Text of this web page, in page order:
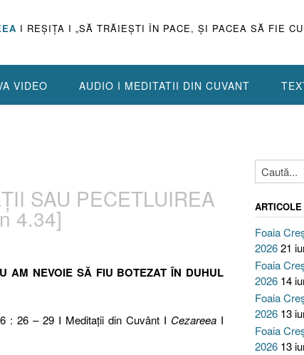
I REŞIŢA I „SĂ TRĂIEŞTI ÎN PACE, ŞI PACEA SĂ FIE
VIDEO AUDIO I MEDITATII DIN CUVANT
SAU PECETLUIREA
4.34]
AM NEVOIE SĂ FIU BOTEZAT ÎN DUHUL
: 26 – 29 I Meditaţii din Cuvânt I Cezareea I
Foaia
202621
Foaia
2026 14
Foaia
2026 13
Foaia
2026 13